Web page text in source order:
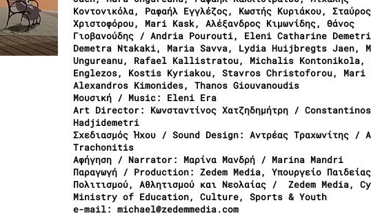
Κοντονικόλα, Ραφαήλ Εγγλέζος, Κωστής Κυριάκου, Σταύρος
Χριστοφόρου, Mari Kask, Αλέξανδρος Κιμωνίδης, Θάνος
Γιοβανούδης / Andria Pourouti, Eleni Catharine
Demetra Ntakaki, Maria Savva, Lydia Huijbregts Jaen,
Ungureanu, Rafael Kallistratou, Michalis Kontonikola,
Englezos, Kostis Kyriakou, Stavros Christoforou, Mari
Alexandros Kimonides, Thanos Giouvanoudis
Μουσική / Music: Eleni Era
Art Director: Κωνσταντίνος Χατζηδημήτρη / Constantinos
Hadjidemetri
Σχεδιασμός Ήχου / Sound Design: Αντρέας Τραχωνίτης /
Trachonitis
Αφήγηση / Narrator: Μαρίνα Μανδρή / Marina Mandri
Παραγωγή / Production: Zedem Media, Υπουργείο
Πολιτισμού, Αθλητισμού και Νεολαίας / Zedem Media,
Ministry of Education, Culture, Sports & Youth
e-mail: michael@zedemmedia.com